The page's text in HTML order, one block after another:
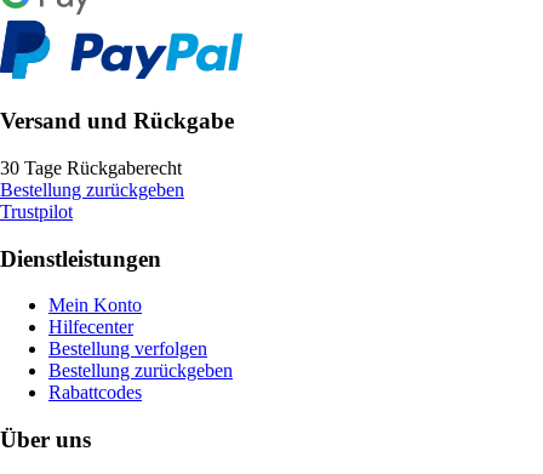
Versand und Rückgabe
30 Tage Rückgaberecht
Bestellung zurückgeben
Trustpilot
Dienstleistungen
Mein Konto
Hilfecenter
Bestellung verfolgen
Bestellung zurückgeben
Rabattcodes
Über uns